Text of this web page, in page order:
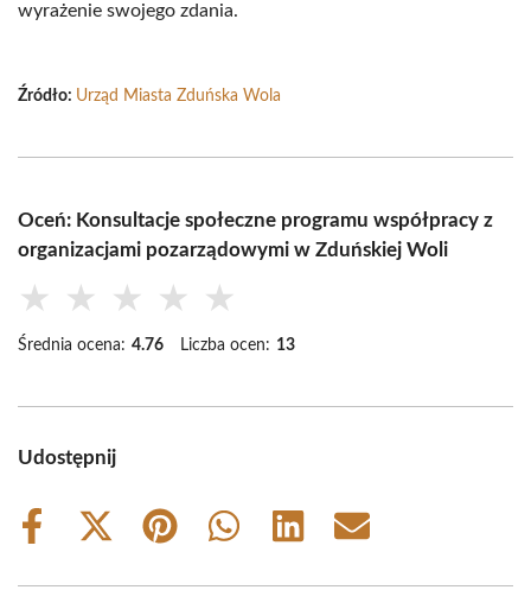
wyrażenie swojego zdania.
Źródło: Urząd Miasta Zduńska Wola
Oceń: Konsultacje społeczne programu współpracy z
organizacjami pozarządowymi w Zduńskiej Woli
★ ★ ★ ★ ★
Średnia ocena: 4.76 Liczba ocen: 13
Udostępnij
Share
Share
Share
Share
Share
Share